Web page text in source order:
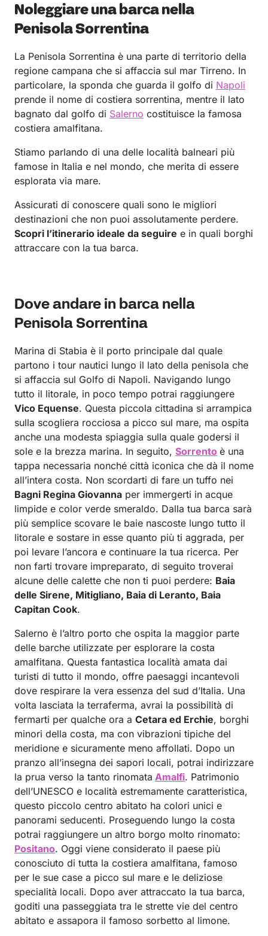
Noleggiare una barca nella
Penisola Sorrentina
La Penisola Sorrentina è una parte di territorio della
regione campana che si affaccia sul mar Tirreno. In
particolare, la sponda che guarda il golfo di Napoli
prende il nome di costiera sorrentina, mentre il lato
bagnato dal golfo di Salerno costituisce la famosa
costiera amalfitana.
Stiamo parlando di una delle località balneari più
famose in Italia e nel mondo, che merita di essere
esplorata via mare.
Assicurati di conoscere quali sono le migliori
destinazioni che non puoi assolutamente perdere.
Scopri l’itinerario ideale da seguire e in quali borghi
attraccare con la tua barca.
Dove andare in barca nella
Penisola Sorrentina
Marina di Stabia è il porto principale dal quale
partono i tour nautici lungo il lato della penisola che
si affaccia sul Golfo di Napoli. Navigando lungo
tutto il litorale, in poco tempo potrai raggiungere
Vico Equense. Questa piccola cittadina si arrampica
sulla scogliera rocciosa a picco sul mare, ma ospita
anche una modesta spiaggia sulla quale godersi il
sole e la brezza marina. In seguito, Sorrento è una
tappa necessaria nonché città iconica che dà il nome
all’intera costa. Non scordarti di fare un tuffo nei
Bagni Regina Giovanna per immergerti in acque
limpide e color verde smeraldo. Dalla tua barca sarà
più semplice scovare le baie nascoste lungo tutto il
litorale e sostare in esse quanto più ti aggrada, per
poi levare l’ancora e continuare la tua ricerca. Per
non farti trovare impreparato, di seguito troverai
alcune delle calette che non ti puoi perdere: Baia
delle Sirene, Mitigliano, Baia di Leranto, Baia
Capitan Cook.
Salerno è l’altro porto che ospita la maggior parte
delle barche utilizzate per esplorare la costa
amalfitana. Questa fantastica località amata dai
turisti di tutto il mondo, offre paesaggi incantevoli
dove respirare la vera essenza del sud d’Italia. Una
volta lasciata la terraferma, avrai la possibilità di
fermarti per qualche ora a Cetara ed Erchie, borghi
minori della costa, ma con vibrazioni tipiche del
meridione e sicuramente meno affollati. Dopo un
pranzo all’insegna dei sapori locali, potrai indirizzare
la prua verso la tanto rinomata Amalfi. Patrimonio
dell’UNESCO e località estremamente caratteristica,
questo piccolo centro abitato ha colori unici e
panorami seducenti. Proseguendo lungo la costa
potrai raggiungere un altro borgo molto rinomato:
Positano. Oggi viene considerato il paese più
conosciuto di tutta la costiera amalfitana, famoso
per le sue case a picco sul mare e le deliziose
specialità locali. Dopo aver attraccato la tua barca,
goditi una passeggiata tra le strette vie del centro
abitato e assapora il famoso sorbetto al limone.